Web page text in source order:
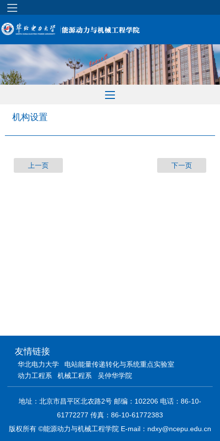
机构设置
上一页 下一页
友情链接
华北电力大学
电站能量传递转化与系统重点实验室
动力工程系
机械工程系 吴仲华学院
地址：北京市昌平区北农路2号 邮编：102206 电话：86-10-
61772277 传真：86-10-61772383
版权所有 ©能源动力与机械工程学院 E-mail：ndxy@ncepu.edu.cn